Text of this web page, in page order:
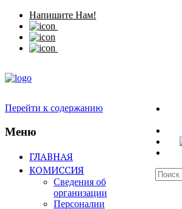
Напишите Нам!
Искать:
Перейти к содержанию
Меню
ГЛАВНАЯ
КОМИССИЯ
Сведения об
организации
Персоналии